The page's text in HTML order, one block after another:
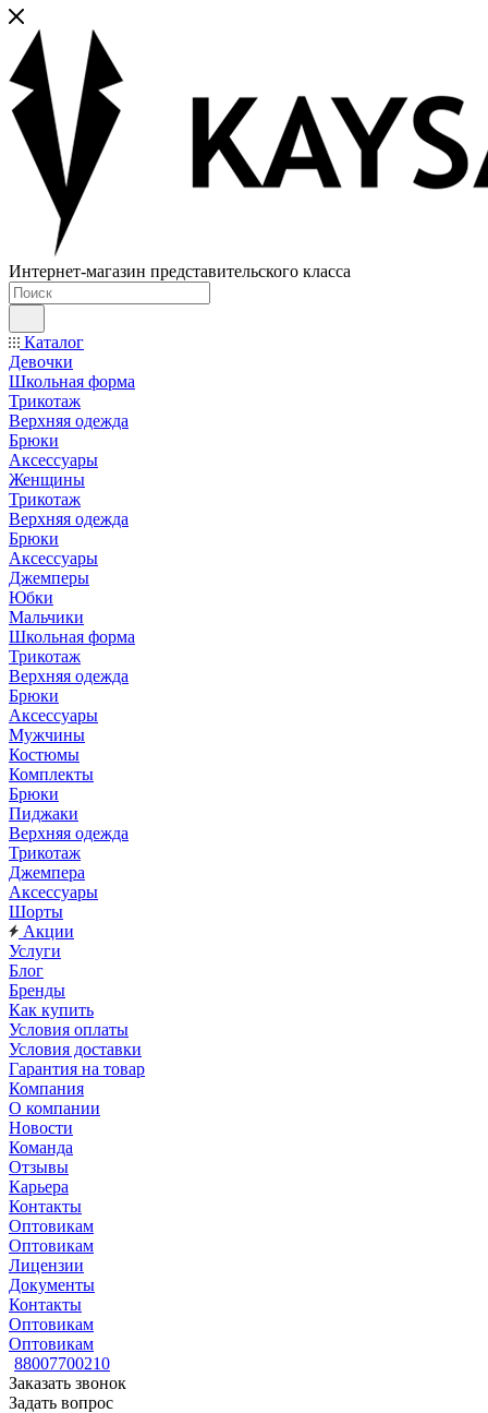
Интернет-магазин представительского класса
Каталог
Девочки
Школьная форма
Трикотаж
Верхняя одежда
Брюки
Аксессуары
Женщины
Трикотаж
Верхняя одежда
Брюки
Аксессуары
Джемперы
Юбки
Мальчики
Школьная форма
Трикотаж
Верхняя одежда
Брюки
Аксессуары
Мужчины
Костюмы
Комплекты
Брюки
Пиджаки
Верхняя одежда
Трикотаж
Джемпера
Аксессуары
Шорты
Акции
Услуги
Блог
Бренды
Как купить
Условия оплаты
Условия доставки
Гарантия на товар
Компания
О компании
Новости
Команда
Отзывы
Карьера
Контакты
Оптовикам
Оптовикам
Лицензии
Документы
Контакты
Оптовикам
Оптовикам
88007700210
Заказать звонок
Задать вопрос